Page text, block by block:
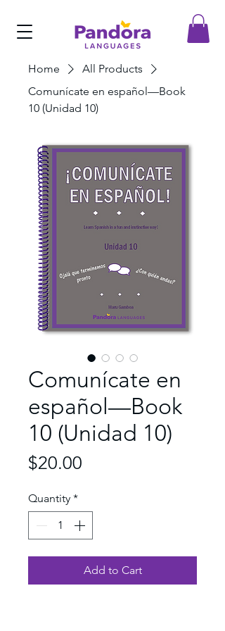
Home
All Products
Comunícate en español—Book
10 (Unidad 10)
Comunícate en
español—Book
10 (Unidad 10)
$20.00
Quantity *
Add to Cart